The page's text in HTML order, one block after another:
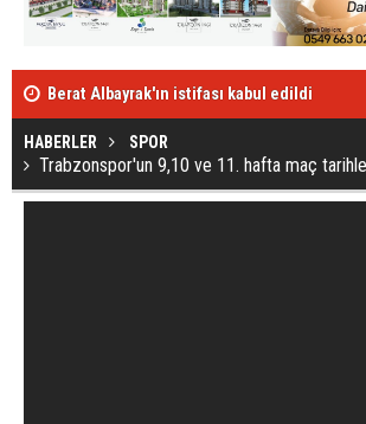
Berat Albayrak'ın istifası kabul edildi
HABERLER SPOR
Trabzonspor'un 9,10 ve 11. hafta maç